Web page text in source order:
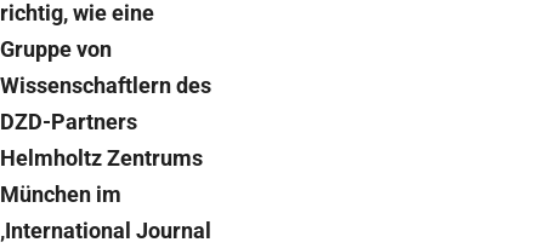
richtig, wie eine
Gruppe von
Wissenschaftlern des
DZD-Partners
Helmholtz Zentrums
München im
‚International Journal